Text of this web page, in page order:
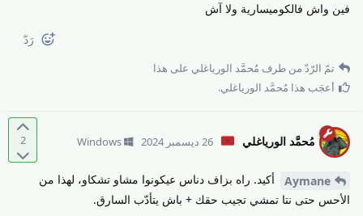
فين واش فالكوميسارية ولا آش
رَدّ
تمّ الرّدّ من طرف مُحمَّد الورياغلي على هذا
أعجَب هذا مُحمَّد الورياغلي.
2 مُحمَّد الورياغلي 26 ديسمبر 2024 Windows
Aymane
أكيد. راه بزاف دناس عيكونوا مشاو تشكاو، لهذا من
الأحس حتى نتا تمشي تجيب حقك + باش يتأدّب السارق.